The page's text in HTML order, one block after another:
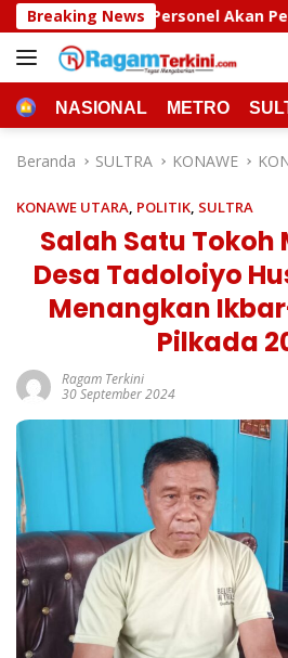
Langsung
ke
konten
Breaking News
Akan Pentingnya Hidup Sehat
HOMENASIONAL METRO
Beranda SULTRA KONAWE
KONAWE UTARA, POLITIK, SULTRA
Salah Satu
Desa Tadoloiyo
Menangkan
Pilkada
Ragam Terkini
30 September 2024